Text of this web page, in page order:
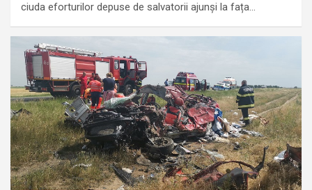
ciuda eforturilor depuse de salvatorii ajunși la fața…